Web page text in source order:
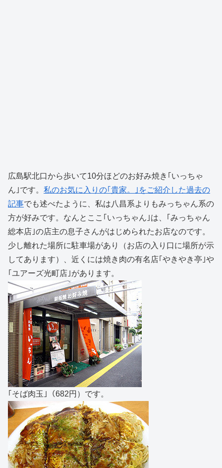
広島駅北口から歩いて10分ほどのお好み焼き｢いっちゃ
ん｣です。 私のお気に入りの｢貴家。｣をご紹介した過去の
記事でも述べたように、私は八昌系よりもみっちゃん系の
方が好みです。なんとここ｢いっちゃん｣は、｢みっちゃん
総本店｣の店主の息子さんがはじめられたお店なのです。
少し離れた場所に駐車場があり（お店の入り口に場所が示
してあります）、近くには焼き肉の有名店｢やきやき亭｣や
｢ユアーズ光町店｣があります。
｢そば肉玉｣（682円）です。